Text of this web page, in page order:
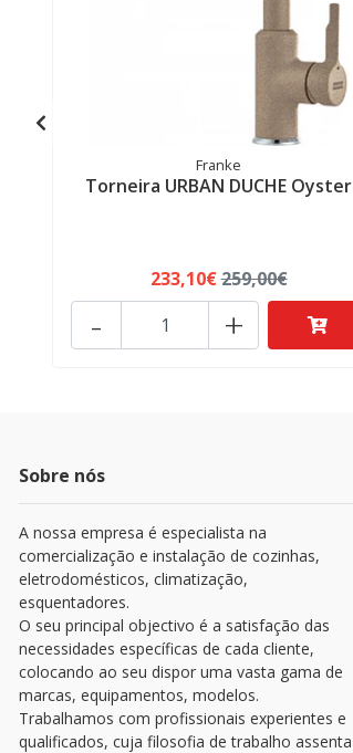
Franke
Torneira URBAN DUCHE Oyster
233,10€259,00€
+
-
Sobre nós
A nossa empresa é especialista na
comercialização e instalação de cozinhas,
eletrodomésticos, climatização,
esquentadores.
O seu principal objectivo é a satisfação das
necessidades específicas de cada cliente,
colocando ao seu dispor uma vasta gama de
marcas, equipamentos, modelos.
Trabalhamos com profissionais experientes e
qualificados, cuja filosofia de trabalho assenta